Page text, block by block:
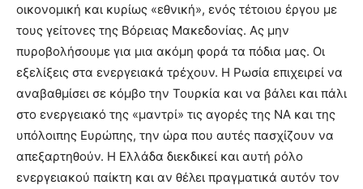
οικονομική και κυρίως «εθνική», ενός τέτοιου έργου με
τους γείτονες της Βόρειας Μακεδονίας. Ας μην
πυροβολήσουμε για μια ακόμη φορά τα πόδια μας. Οι
εξελίξεις στα ενεργειακά τρέχουν. Η Ρωσία επιχειρεί να
αναβαθμίσει σε κόμβο την Τουρκία και να βάλει και πάλι
στο ενεργειακό της «μαντρί» τις αγορές της ΝΑ και της
υπόλοιπης Ευρώπης, την ώρα που αυτές πασχίζουν να
απεξαρτηθούν. Η Ελλάδα διεκδικεί και αυτή ρόλο
ενεργειακού παίκτη και αν θέλει πραγματικά αυτόν τον